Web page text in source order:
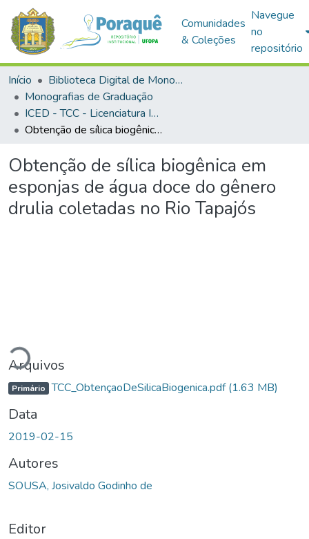
Comunidades
& Coleções
Navegue
no
repositório
Início
Biblioteca Digital de Monografias (BDM)
Monografias de Graduação
ICED - TCC - Licenciatura Integrada - Biologia e Química
Obtenção de sílica biogênica em esponjas de água doce do gênero drulia coletadas no Rio Tapajós
Obtenção de sílica biogênica em
esponjas de água doce do gênero
drulia coletadas no Rio Tapajós
Carregando...
Arquivos
Primário TCC_ObtençaoDeSilicaBiogenica.pdf(1.63 MB)
Data
2019-02-15
Autores
SOUSA, Josivaldo Godinho de
Editor